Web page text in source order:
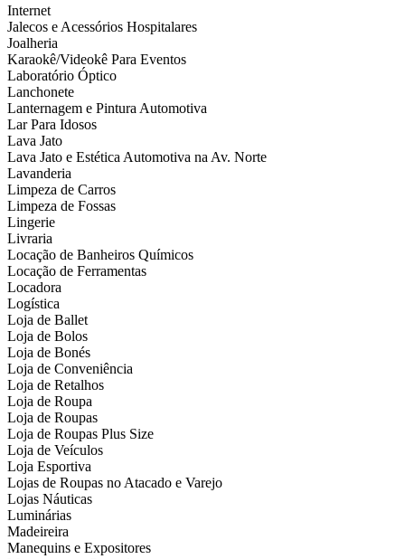
Internet
Jalecos e Acessórios Hospitalares
Joalheria
Karaokê/Videokê Para Eventos
Laboratório Óptico
Lanchonete
Lanternagem e Pintura Automotiva
Lar Para Idosos
Lava Jato
Lava Jato e Estética Automotiva na Av. Norte
Lavanderia
Limpeza de Carros
Limpeza de Fossas
Lingerie
Livraria
Locação de Banheiros Químicos
Locação de Ferramentas
Locadora
Logística
Loja de Ballet
Loja de Bolos
Loja de Bonés
Loja de Conveniência
Loja de Retalhos
Loja de Roupa
Loja de Roupas
Loja de Roupas Plus Size
Loja de Veículos
Loja Esportiva
Lojas de Roupas no Atacado e Varejo
Lojas Náuticas
Luminárias
Madeireira
Manequins e Expositores